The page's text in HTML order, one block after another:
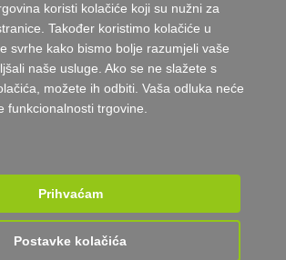
obrađujemo u roku od 24 sata
zalihi
roku od 24 sata od ponedjeljka do petka
koristi kolačiće koji su nužni za
Također koristimo kolačiće u
svrhe kako bismo bolje razumjeli vaše
naše usluge. Ako se ne slažete s
možete ih odbiti. Vaša odluka neće
funkcionalnosti trgovine.
Prihvaćam
Postavke kolačića